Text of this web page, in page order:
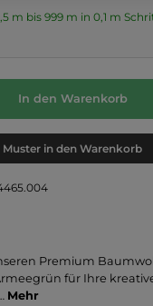
m bis 999 m in 0,1 m
In den Warenkorb
Muster in den Warenkorb
Premium
für Ihre
Mehr